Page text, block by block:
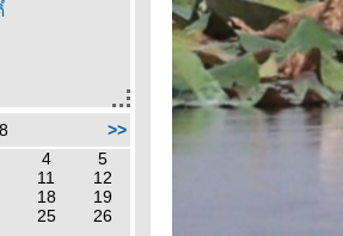
>>
4
5
11
12
18
19
25
26